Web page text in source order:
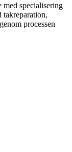
med specialisering
takreparation,
processen